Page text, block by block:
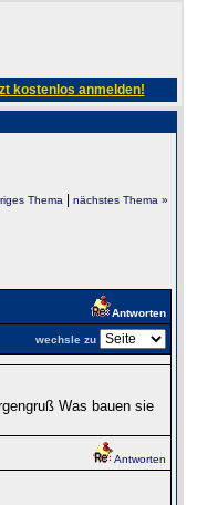
kostenlos anmelden!
Thema| nächstes Thema »
Antworten
wechsle zu
Was bauen sie
Antworten